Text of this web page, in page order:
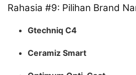
Rahasia #9: Pilihan Brand
Gtechniq C4
Ceramiz Smart